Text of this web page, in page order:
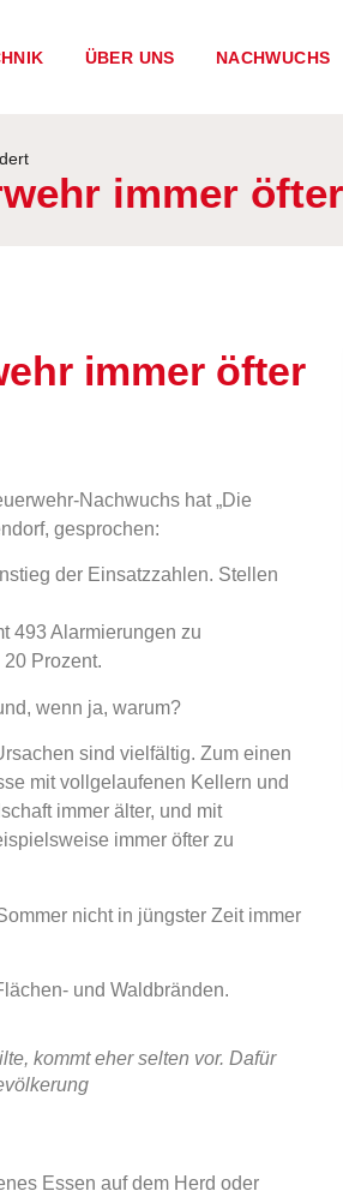
ÜBER UNS NACHWUCHS
immer
immer öfter
Nachwuchs hat „Die
gesprochen:
der Einsatzzahlen. Stellen
493 Alarmierungen zu
Prozent.
wenn ja, warum?
sind vielfältig. Zum einen
mit vollgelaufenen Kellern und
immer älter, und mit
immer öfter zu
nicht in jüngster Zeit immer
und Waldbränden.
kommt eher selten vor. Dafür
Essen auf dem Herd oder